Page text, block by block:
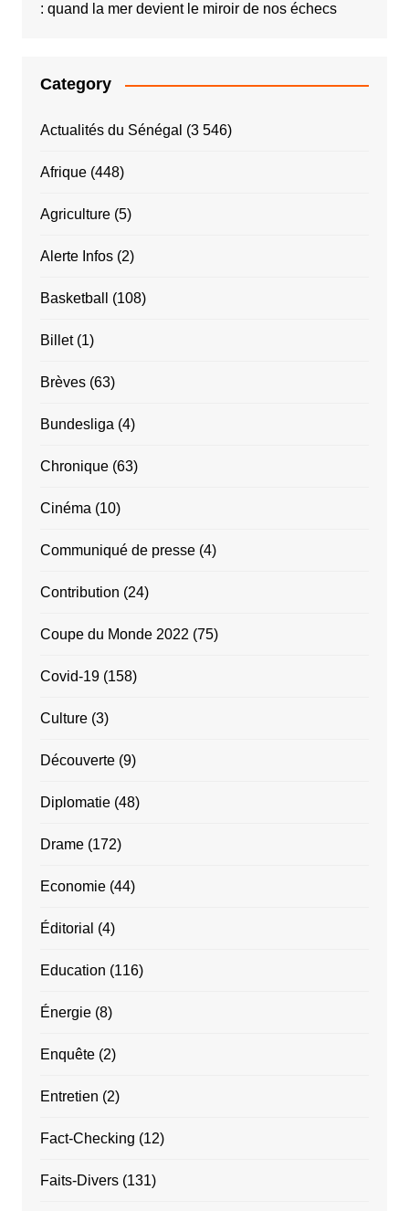
: quand la mer devient le miroir de nos échecs
Category
Actualités du Sénégal (3 546)
Afrique(448)
Agriculture(5)
Alerte Infos(2)
Basketball (108)
Billet(1)
Brèves(63)
Bundesliga (4)
Chronique(63)
Cinéma (10)
Communiqué de presse(4)
Contribution (24)
Coupe du Monde 2022 (75)
Covid-19(158)
Culture(3)
Découverte(9)
Diplomatie(48)
Drame(172)
Economie(44)
Éditorial (4)
Education (116)
Énergie(8)
Enquête(2)
Entretien (2)
Fact-Checking (12)
Faits-Divers(131)